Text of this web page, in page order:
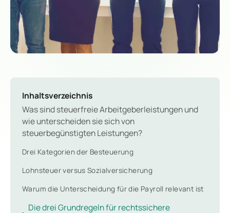
Inhaltsverzeichnis
Was sind steuerfreie Arbeitgeberleistungen und
wie unterscheiden sie sich von
steuerbegünstigten Leistungen?
Drei Kategorien der Besteuerung
Lohnsteuer versus Sozialversicherung
Warum die Unterscheidung für die Payroll relevant ist
Die drei Grundregeln für rechtssichere